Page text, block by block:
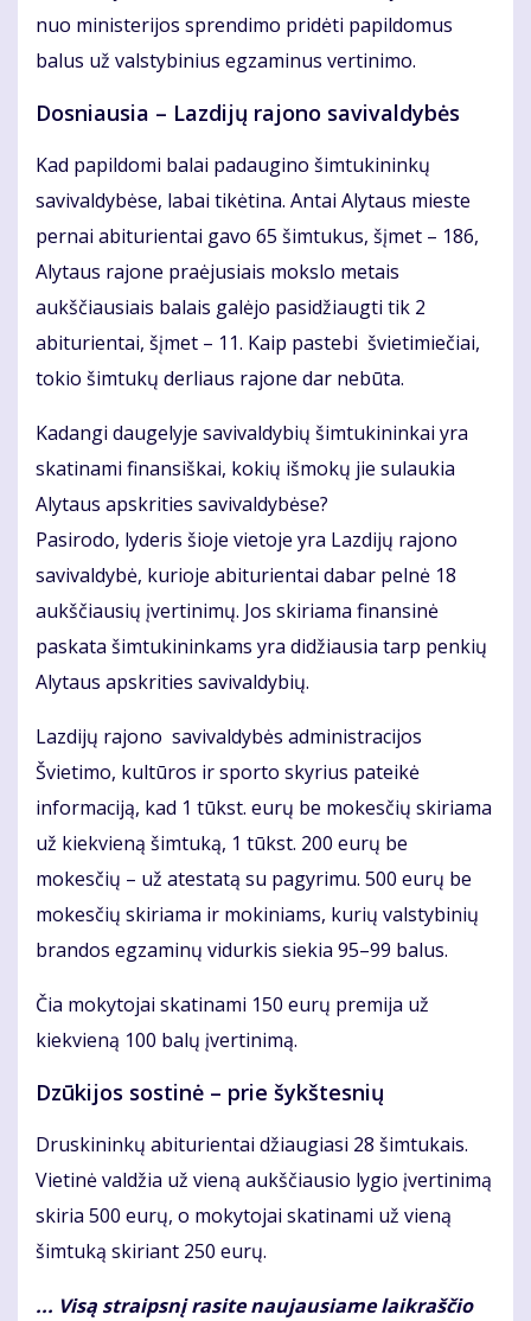
nuo ministerijos sprendimo pridėti papildomus
balus už valstybinius egzaminus vertinimo.
Dosniausia – Lazdijų rajono savivaldybės
Kad papildomi balai padaugino šimtukininkų
savivaldybėse, labai tikėtina. Antai Alytaus mieste
pernai abiturientai gavo 65 šimtukus, šįmet – 186,
Alytaus rajone praėjusiais mokslo metais
aukščiausiais balais galėjo pasidžiaugti tik 2
abiturientai, šįmet – 11. Kaip pastebi švietimiečiai,
tokio šimtukų derliaus rajone dar nebūta.
Kadangi daugelyje savivaldybių šimtukininkai yra
skatinami finansiškai, kokių išmokų jie sulaukia
Alytaus apskrities savivaldybėse?
Pasirodo, lyderis šioje vietoje yra Lazdijų rajono
savivaldybė, kurioje abiturientai dabar pelnė 18
aukščiausių įvertinimų. Jos skiriama finansinė
paskata šimtukininkams yra didžiausia tarp penkių
Alytaus apskrities savivaldybių.
Lazdijų rajono savivaldybės administracijos
Švietimo, kultūros ir sporto skyrius pateikė
informaciją, kad 1 tūkst. eurų be mokesčių skiriama
už kiekvieną šimtuką, 1 tūkst. 200 eurų be
mokesčių – už atestatą su pagyrimu. 500 eurų be
mokesčių skiriama ir mokiniams, kurių valstybinių
brandos egzaminų vidurkis siekia 95–99 balus.
Čia mokytojai skatinami 150 eurų premija už
kiekvieną 100 balų įvertinimą.
Dzūkijos sostinė – prie šykštesnių
Druskininkų abiturientai džiaugiasi 28 šimtukais.
Vietinė valdžia už vieną aukščiausio lygio įvertinimą
skiria 500 eurų, o mokytojai skatinami už vieną
šimtuką skiriant 250 eurų.
... Visą straipsnį rasite naujausiame laikraščio